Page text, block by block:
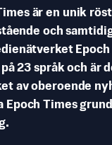
är en unik
och
Epoch
23 språk och är
av oberoende
Epoch Times